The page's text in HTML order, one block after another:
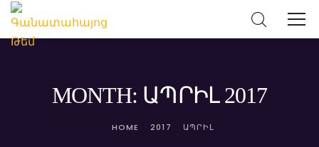
MONTH: ԱՊՐԻԼ 2017
HOME 2017 ԱՊՐԻԼ